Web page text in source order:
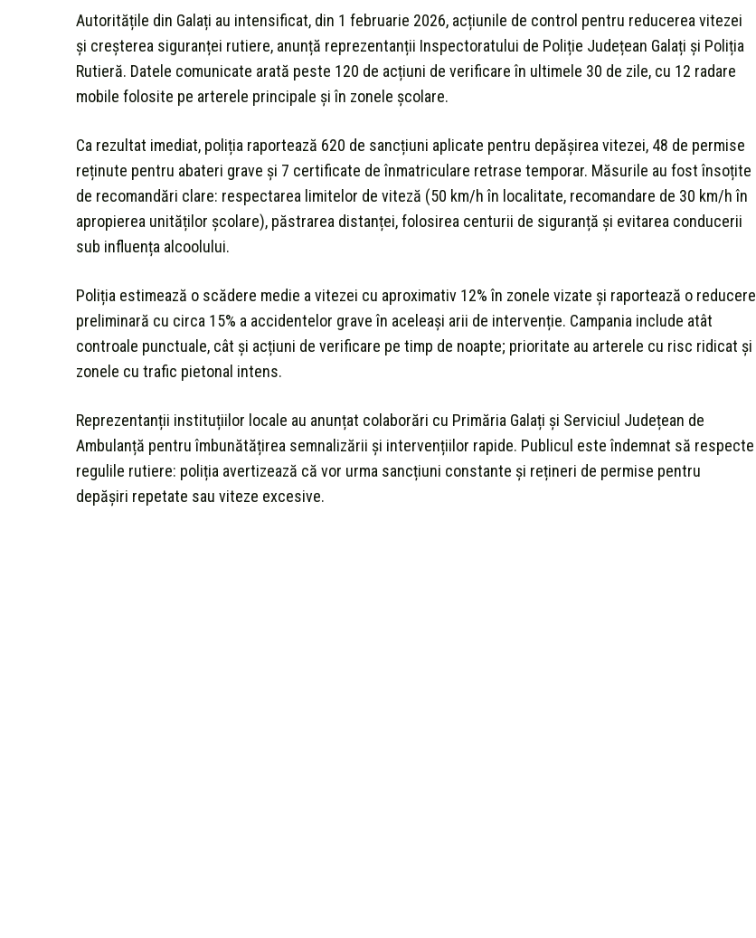
Autoritățile din Galați au intensificat, din 1 februarie 2026, acțiunile de control pentru reducerea vitezei
și creșterea siguranței rutiere, anunță reprezentanții Inspectoratului de Poliție Județean Galați și Poliția
Rutieră. Datele comunicate arată peste 120 de acțiuni de verificare în ultimele 30 de zile, cu 12 radare
mobile folosite pe arterele principale și în zonele școlare.
Ca rezultat imediat, poliția raportează 620 de sancțiuni aplicate pentru depășirea vitezei, 48 de permise
reținute pentru abateri grave și 7 certificate de înmatriculare retrase temporar. Măsurile au fost însoțite
de recomandări clare: respectarea limitelor de viteză (50 km/h în localitate, recomandare de 30 km/h în
apropierea unităților școlare), păstrarea distanței, folosirea centurii de siguranță și evitarea conducerii
sub influența alcoolului.
Poliția estimează o scădere medie a vitezei cu aproximativ 12% în zonele vizate și raportează o reducere
preliminară cu circa 15% a accidentelor grave în aceleași arii de intervenție. Campania include atât
controale punctuale, cât și acțiuni de verificare pe timp de noapte; prioritate au arterele cu risc ridicat și
zonele cu trafic pietonal intens.
Reprezentanții instituțiilor locale au anunțat colaborări cu Primăria Galați și Serviciul Județean de
Ambulanță pentru îmbunătățirea semnalizării și intervențiilor rapide. Publicul este îndemnat să respecte
regulile rutiere: poliția avertizează că vor urma sancțiuni constante și rețineri de permise pentru
depășiri repetate sau viteze excesive.